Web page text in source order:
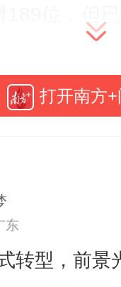
打开南方
东
转型，前景